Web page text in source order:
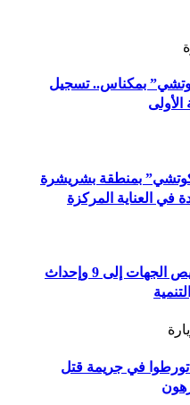
بمكناس.. تسجيل
الأولى
بمنطقة بشريشرة
العناية المركزة
تقسيم ترابي جديد بالمغرب: تقليص الجهات إلى 9 وإحداث
يوقف 3 أشخاص تورطوا في جريمة قتل